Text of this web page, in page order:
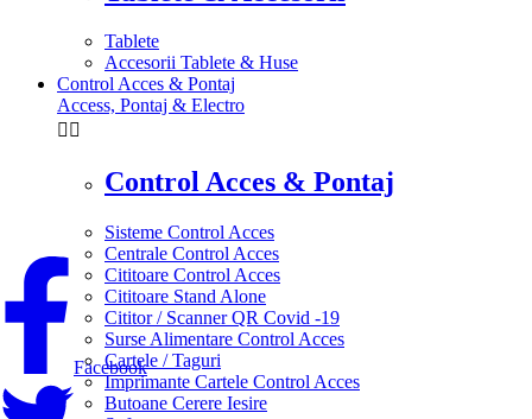
Tablete
Accesorii Tablete & Huse
Control Acces & Pontaj
Access, Pontaj & Electro
 
Control Acces & Pontaj
Sisteme Control Acces
Centrale Control Acces
Cititoare Control Acces
Cititoare Stand Alone
Cititor / Scanner QR Covid -19
Surse Alimentare Control Acces
Cartele / Taguri
Imprimante Cartele Control Acces
Butoane Cerere Iesire
Facebook